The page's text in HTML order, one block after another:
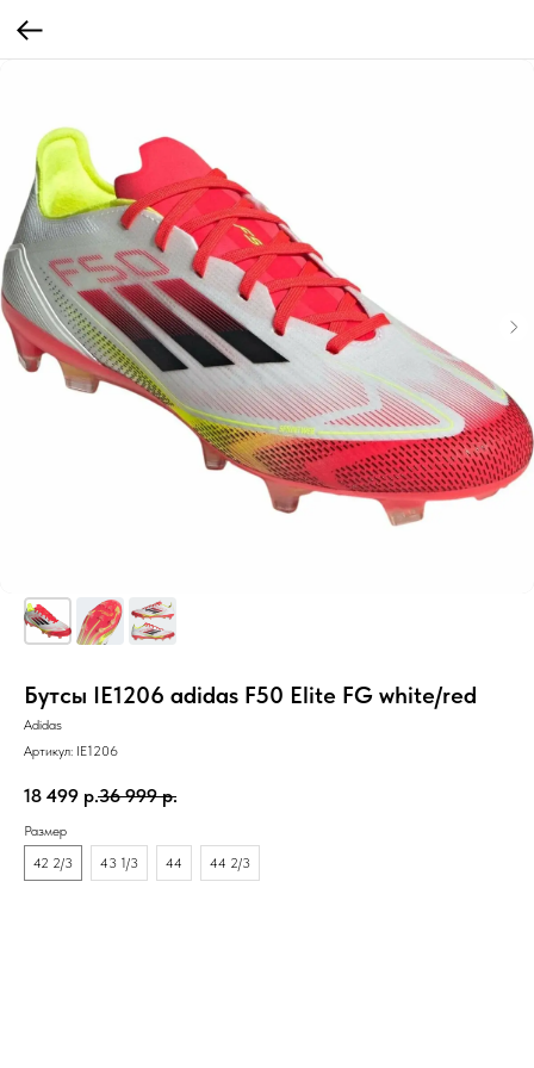
Бутсы IE1206 adidas F50 Elite FG white/red
Adidas
Артикул: IE1206
18 499 р.36 999 р.
Размер
42 2/3
43 1/3 44 44 2/3